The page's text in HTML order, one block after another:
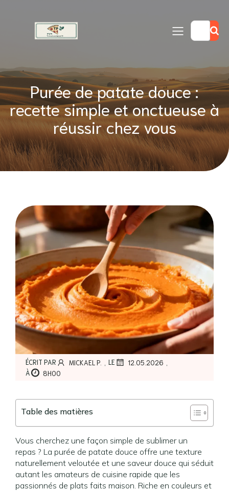
Purée de patate douce :
recette simple et onctueuse à
réussir chez vous
ÉCRIT PAR MICKAEL P. , LE 12.05.2026 ,
À 8H00
Table des matières
Vous cherchez une façon simple de sublimer un
repas ? La purée de patate douce offre une texture
naturellement veloutée et une saveur douce qui séduit
autant les amateurs de cuisine rapide que les
passionnés de plats faits maison. Riche en couleurs et